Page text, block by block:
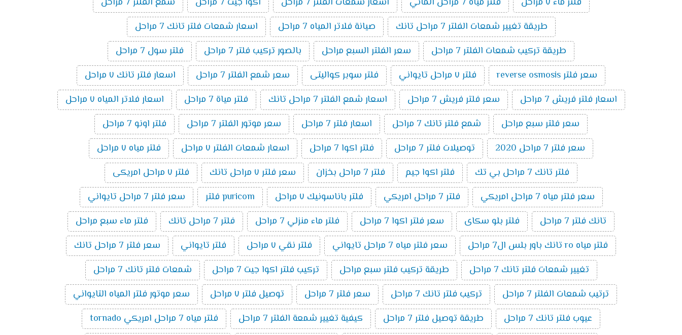
طريقة تغيير شمعات الفلتر 7 مراحل تانك
صيانة فلاتر المياه 7 مراحل
اسعار شمعات فلتر تانك 7 مراحل
طريقة تركيب شمعات الفلتر 7 مراحل
سعر الفلتر السبع مراحل بالصور تركيب فلتر 7 مراحل
فلتر سول 7 مراحل
سعر فلتر reverse osmosis
فلتر ٧ مراحل تايواني فلتر سوبر كواليتى سعر شمع الفلتر 7 مراحل
اسعار فلتر تانك ٧ مراحل
اسعار فلتر فريش 7 مراحل
سعر فلتر فريش 7 مراحل اسعار شمع الفلتر 7 مراحل تانك فلتر مياة 7 مراحل
اسعار فلاتر المياه ٧ مراحل
سعر فلتر سبع مراحل
شمع فلتر تانك 7 مراحل اسعار فلتر 7 مراحل سعر موتور الفلتر 7 مراحل
فلتر اونو 7 مراحل
سعر فلتر 7 مراحل 2020
توصيلات فلتر 7 مراحل فلتر اكوا 7 مراحل اسعار شمعات الفلتر ٧ مراحل
فلتر مياه ٧ مراحل
فلتر تانك 7 مراحل بي تك
فلتر اكوا جيم فلتر 7 مراحل بخزان سعر فلتر ٧ مراحل تانك
فلتر ٧ مراحل امريكى
سعر فلتر مياه 7 مراحل امريكي
فلتر 7 مراحل امريكي فلتر باناسونيك ٧ مراحل puricom فلتر
سعر فلتر 7 مراحل تايواني
تانك فلتر 7 مراحل
فلتر بلو سكاى سعر فلتر اكوا 7 مراحل فلتر ماء منزلي 7 مراحل فلتر 7 مراحل تانك
فلتر ماء سبع مراحل
فلتر مياه ro تانك باور بلس ال7 مراحل
سعر فلتر مياه 7 مراحل تايواني فلتر نقي ٧ مراحل فلتر تايواني
سعر فلتر 7 مراحل تانك
تغيير شمعات فلتر تانك 7 مراحل
طريقة تركيب فلتر سبع مراحل تركيب فلتر اكوا جيت 7 مراحل
شمعات فلتر تانك 7 مراحل
ترتيب شمعات الفلتر 7 مراحل
تركيب فلتر تانك 7 مراحل سعر فلتر 7 مراحل توصيل فلتر ٧ مراحل
سعر موتور فلتر المياه التايواني
عيوب فلتر تانك 7 مراحل
طريقة توصيل فلتر 7 مراحل كيفية تغيير شمعة الفلتر 7 مراحل
فلتر مياه 7 مراحل امريكي tornado